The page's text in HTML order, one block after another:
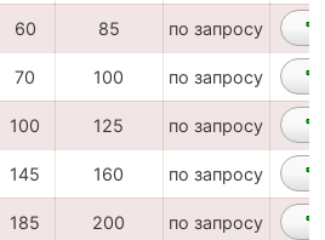
60 85 по запросу
70 100 по запросу
100 125 по запросу
145 160 по запросу
185 200 по запросу